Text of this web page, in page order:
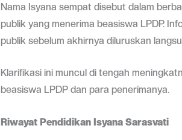
Nama Isyana sempat disebut dalam
publik yang menerima beasiswa LPDP.
publik sebelum akhirnya diluruskan
Klarifikasi ini muncul di tengah
beasiswa LPDP dan para penerimanya.
Riwayat Pendidikan Isyana Sarasvati